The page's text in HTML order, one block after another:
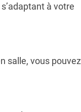
à votre
salle, vous pouvez